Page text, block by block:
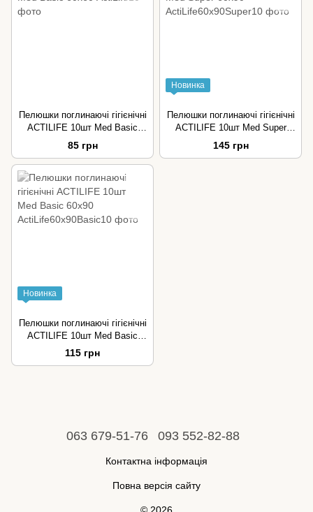
Пелюшки поглинаючі гігієнічні
ACTILIFE 10шт Med Basic
60х60
85 грн
Новинка
Пелюшки поглинаючі гігієнічні
ACTILIFE 10шт Med Super
60х90
145 грн
Новинка
Пелюшки поглинаючі гігієнічні
ACTILIFE 10шт Med Basic
60х90
115 грн
063 679-51-76 093 552-82-88
Контактна інформація
Повна версія сайту